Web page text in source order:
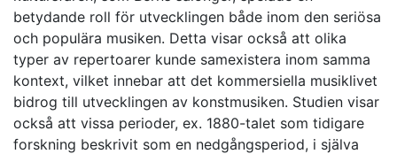
betydande roll för utvecklingen både inom den seriösa
och populära musiken. Detta visar också att olika
typer av repertoarer kunde samexistera inom samma
kontext, vilket innebar att det kommersiella musiklivet
bidrog till utvecklingen av konstmusiken. Studien visar
också att vissa perioder, ex. 1880-talet som tidigare
forskning beskrivit som en nedgångsperiod, i själva